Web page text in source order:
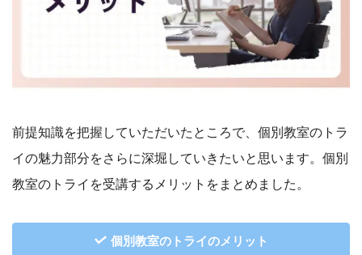
前提知識を把握していただいたところで、個別教室のトラ
イの魅力部分をさらに深堀していきたいと思います。個別
教室のトライを受講するメリットをまとめました。
個別教室のトライのメリット